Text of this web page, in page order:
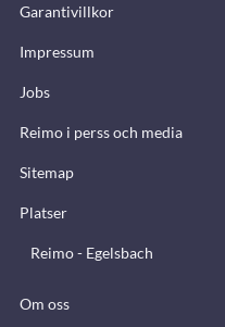
Garantivillkor
Impressum
Jobs
Reimo i perss och media
Sitemap
Platser
Reimo - Egelsbach
Om oss